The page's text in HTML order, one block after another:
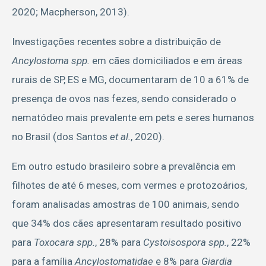
2020; Macpherson, 2013).
Investigações recentes sobre a distribuição de
Ancylostoma spp. em cães domiciliados e em áreas
rurais de SP, ES e MG, documentaram de 10 a 61% de
presença de ovos nas fezes, sendo considerado o
nematódeo mais prevalente em pets e seres humanos
no Brasil (dos Santos et al., 2020).
Em outro estudo brasileiro sobre a prevalência em
filhotes de até 6 meses, com vermes e protozoários,
foram analisadas amostras de 100 animais, sendo
que 34% dos cães apresentaram resultado positivo
para Toxocara spp., 28% para Cystoisospora spp., 22%
para a famíliaAncylostomatidae e 8% para Giardia